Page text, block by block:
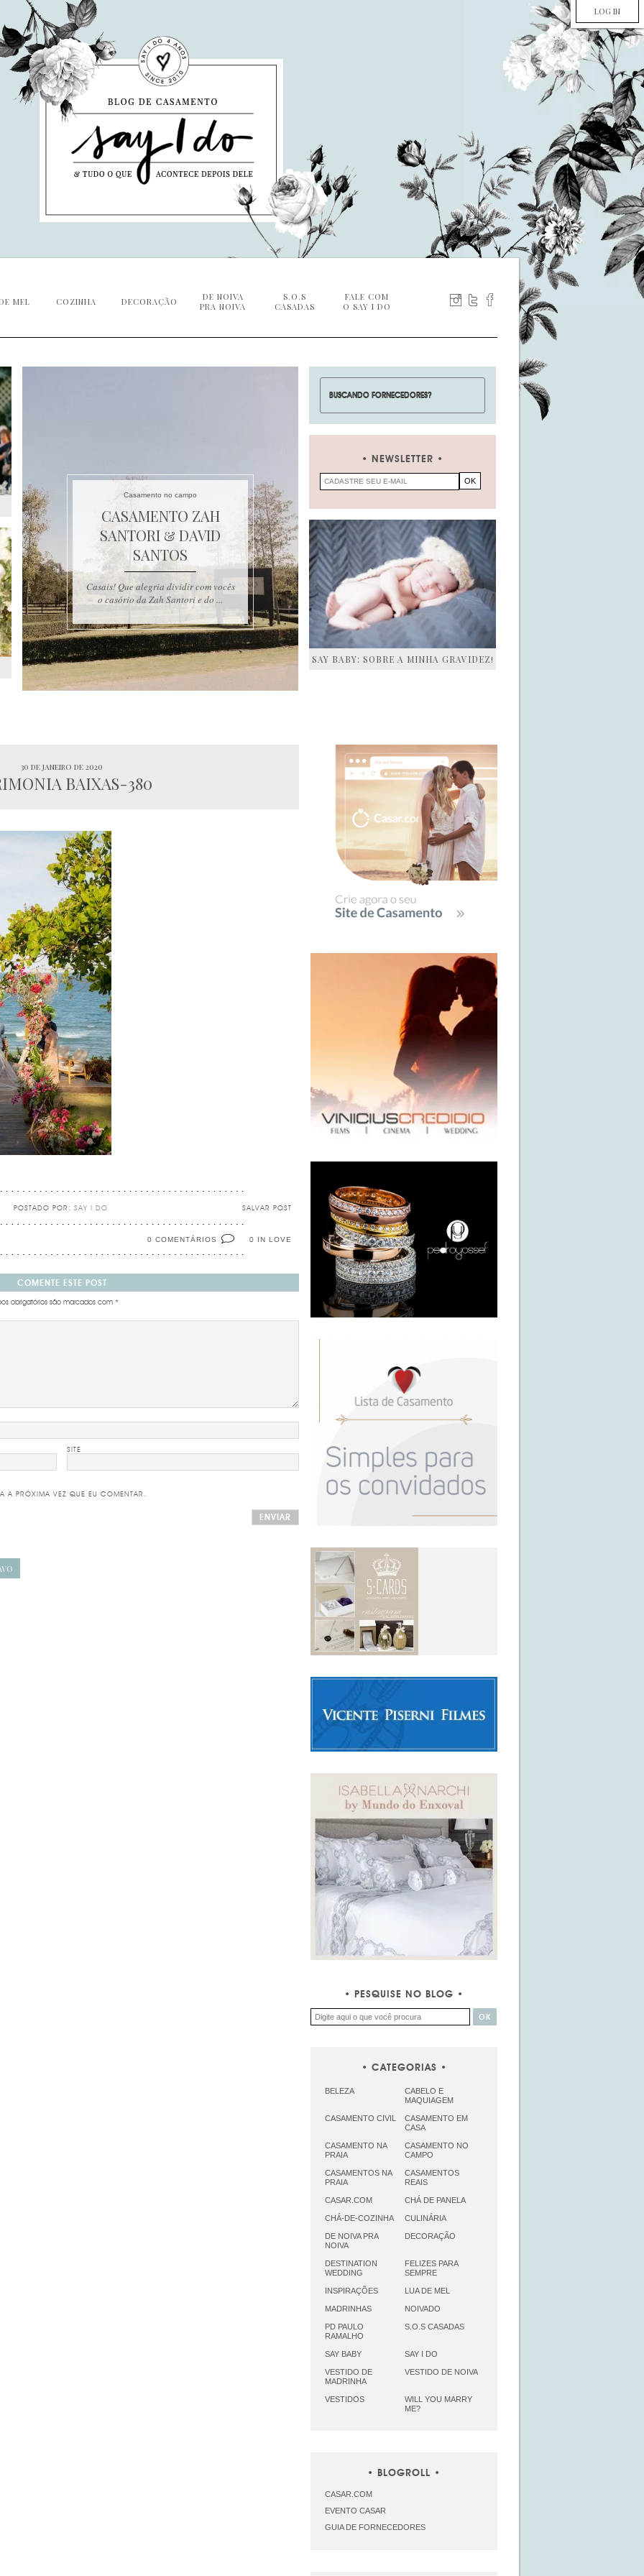
LOG IN
MEL COZINHA DECORAÇÃO
DE NOIVA
PRA NOIVA
S.O.S
CASADAS
FALE COM
O SAY I DO
Casamento no campo
CASAMENTO ZAH
SANTORI & DAVID
SANTOS
Casais! Que alegria dividir com vocês
o casório da Zah Santori e do ...
NEWSLETTER
SAY BABY: SOBRE A MINHA GRAVIDEZ!
30 de janeiro de 2020
BAIXAS-380
SALVAR POST
POSTADO POR: SAY I DO
0 IN LOVE
0 COMENTÁRIOS
COMENTE ESTE POST
obrigatórios são marcados com *
SITE
A PRÓXIMA VEZ QUE EU COMENTAR.
SIDEBAR
PESQUISE NO BLOG
CATEGORIAS
BELEZA
CABELO E
MAQUIAGEM
CASAMENTO CIVIL
CASAMENTO EM
CASA
CASAMENTO NA
PRAIA
CASAMENTO NO
CAMPO
CASAMENTOS NA
PRAIA
CASAMENTOS
REAIS
CASAR.COM CHÁ DE PANELA
CHÁ-DE-COZINHA CULINÁRIA
DE NOIVA PRA
NOIVA
DECORAÇÃO
DESTINATION
WEDDING
FELIZES PARA
SEMPRE
INSPIRAÇÕES LUA DE MEL
MADRINHAS NOIVADO
PD PAULO
RAMALHO
S.O.S CASADAS
SAY BABY SAY I DO
VESTIDO DE
MADRINHA
VESTIDO DE NOIVA
VESTIDOS
WILL YOU MARRY
ME?
BLOGROLL
CASAR.COM
EVENTO CASAR
GUIA DE FORNECEDORES